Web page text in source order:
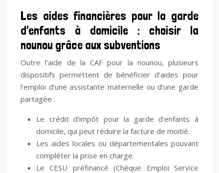
Les aides financières pour la garde
d’enfants à domicile : choisir la
nounou grâce aux subventions
Outre l’aide de la CAF pour la nounou, plusieurs
dispositifs permettent de bénéficier d’aides pour
l’emploi d’une assistante maternelle ou d’une garde
partagée :
Le crédit d’impôt pour la garde d’enfants à
domicile, qui peut réduire la facture de moitié.
Les aides locales ou départementales pouvant
compléter la prise en charge.
Le CESU préfinancé (Chèque Emploi Service